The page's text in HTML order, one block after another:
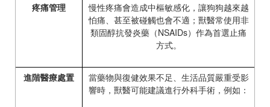
疼痛管理
慢性疼痛會造成中樞敏感化，讓狗狗越來越
怕痛、甚至被碰觸也會不適；獸醫常使用非
類固醇抗發炎藥（NSAIDs）作為首選止痛
方式。
進階醫療處置
當藥物與復健效果不足、生活品質嚴重受影
響時，獸醫可能建議進行外科手術，例如：